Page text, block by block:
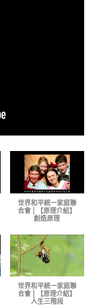
世界和平統一家庭聯
合會 | 【原理介紹】
創造原理
世界和平統一家庭聯
合會 | 【原理介紹】
人生三階段